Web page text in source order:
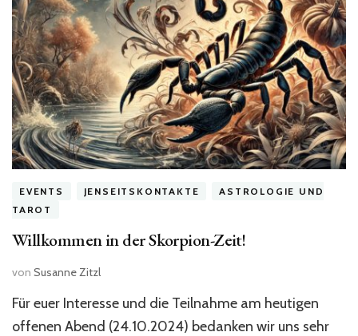
EVENTS JENSEITSKONTAKTE
ASTROLOGIE UND
TAROT
Willkommen in der Skorpion-Zeit!
von Susanne Zitzl
Für euer Interesse und die Teilnahme am heutigen
offenen Abend (24.10.2024) bedanken wir uns sehr